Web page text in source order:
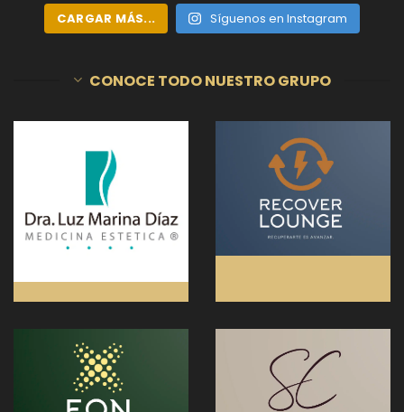
CARGAR MÁS... Síguenos en Instagram
CONOCE TODO NUESTRO GRUPO